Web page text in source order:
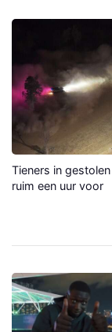
Tieners in
ruim een uur voor